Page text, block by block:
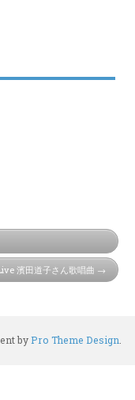
濱田道子さん歌唱曲
byPro Theme Design.